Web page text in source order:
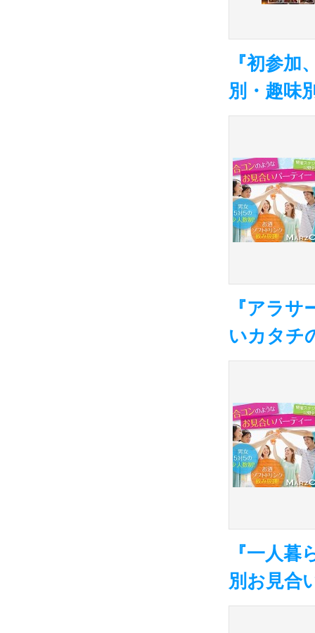
『初参
別・趣味
『アラ
いカタチ
『一人
別お見合